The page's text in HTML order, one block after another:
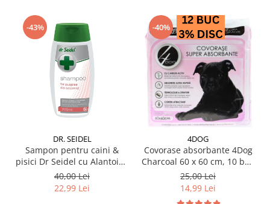
-43%
DR. SEIDEL
Sampon pentru caini &
pisici Dr Seidel cu Alantoina
220 ml
40,00 Lei
22,99 Lei
-40%
4DOG
Covorase absorbante 4Dog
Charcoal 60 x 60 cm, 10 buc
/ pachet
25,00 Lei
14,99 Lei